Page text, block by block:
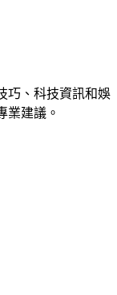
巧、科技資訊和娛
業建議。